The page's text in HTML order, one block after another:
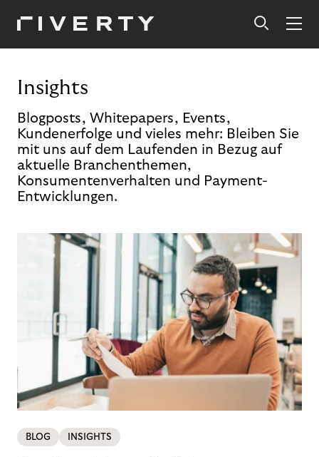
Insights
Blogposts, Whitepapers, Events,
Kundenerfolge und vieles mehr: Bleiben Sie
mit uns auf dem Laufenden in Bezug auf
aktuelle Branchenthemen,
Konsumentenverhalten und Payment-
Entwicklungen.
BLOG INSIGHTS